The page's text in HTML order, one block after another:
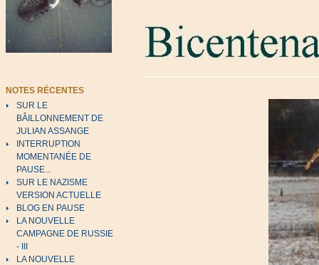
NOTES RÉCENTES
SUR LE
BÂILLONNEMENT DE
JULIAN ASSANGE
INTERRUPTION
MOMENTANÉE DE
PAUSE...
SUR LE NAZISME
VERSION ACTUELLE
BLOG EN PAUSE
LA NOUVELLE
CAMPAGNE DE RUSSIE
- III
LA NOUVELLE